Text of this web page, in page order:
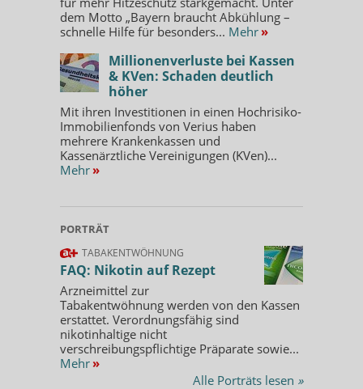
dem Motto „Bayern braucht Abkühlung –
schnelle Hilfe für besonders... Mehr »
Millionenverluste bei Kassen
& KVen: Schaden deutlich
höher
Mit ihren Investitionen in einen Hochrisiko-
Immobilienfonds von Verius haben
mehrere Krankenkassen und
Kassenärztliche Vereinigungen (KVen)...
Mehr »
PORTRÄT
TABAKENTWÖHNUNG
FAQ: Nikotin auf Rezept
Arzneimittel zur
Tabakentwöhnung werden von den Kassen
erstattet. Verordnungsfähig sind
nikotinhaltige nicht
verschreibungspflichtige Präparate sowie...
Mehr »
Alle Porträts lesen »